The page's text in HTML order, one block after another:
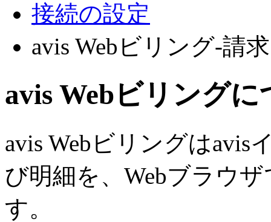
接続の設定
avis Webビリング-請
avis Webビリングに
avis Webビリングはavis
び明細を、Webブラウ
す。